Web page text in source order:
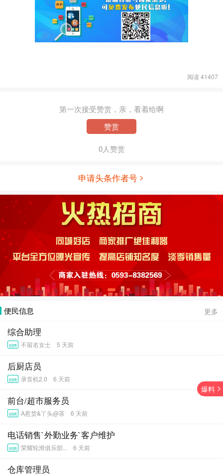
阅读 41407
第一次接受赞赏，亲，看着给啊
赞赏
0人赞赏
申请头条作者号
便民信息 更多
综合助理
招聘 不留名女士 5 天前
后厨店员
招聘 录音机2.0 6 天前
前台/超市服务员
招聘 A惹货&丫头@茶 6 天前
电话销售`外勤业务`客户维护
招聘 荣耀轮滑俱乐部... 6 天前
仓库管理员
爆料